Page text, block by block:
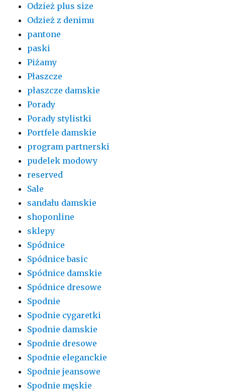
Odzież plus size
Odzież z denimu
pantone
paski
Piżamy
Płaszcze
płaszcze damskie
Porady
Porady stylistki
Portfele damskie
program partnerski
pudelek modowy
reserved
Sale
sandału damskie
shoponline
sklepy
Spódnice
Spódnice basic
Spódnice damskie
Spódnice dresowe
Spodnie
Spodnie cygaretki
Spodnie damskie
Spodnie dresowe
Spodnie eleganckie
Spodnie jeansowe
Spodnie męskie